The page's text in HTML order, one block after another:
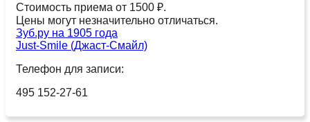
Стоимость приема от 1500 ₽.
Цены могут незначительно отличаться.
Зуб.ру на 1905 года
Just-Smile (Джаст-Смайл)
Телефон для записи:
495 152-27-61